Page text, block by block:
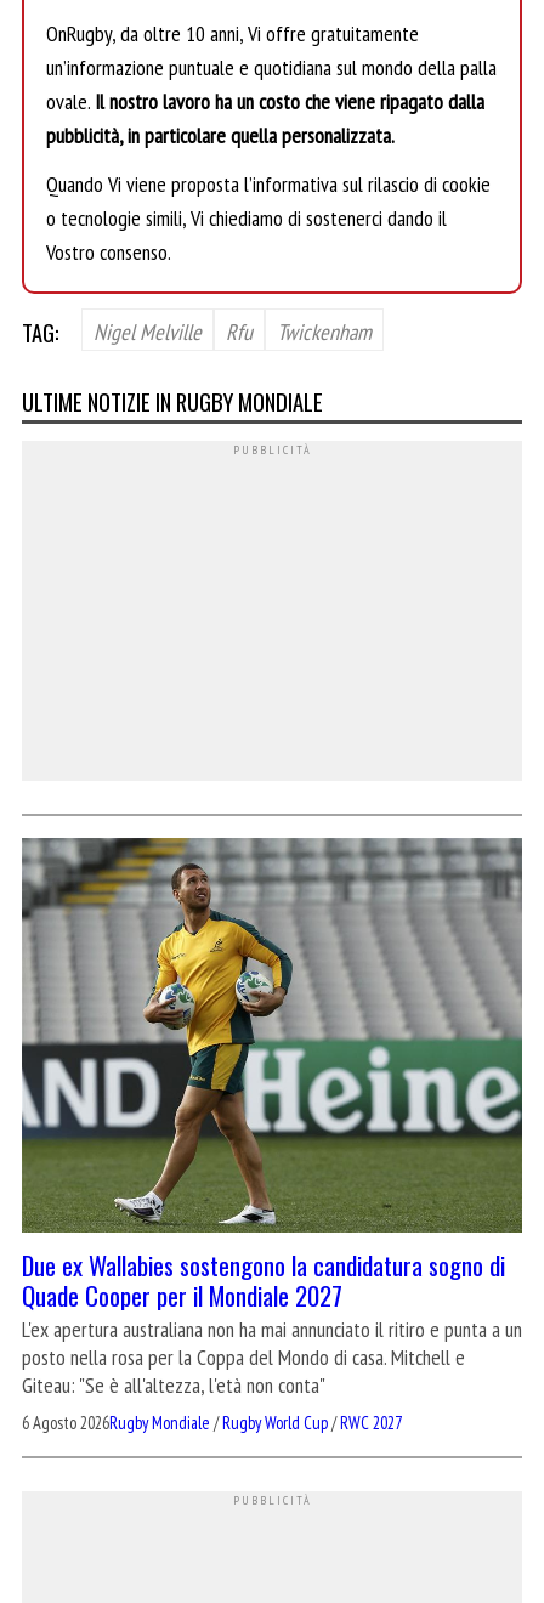
OnRugby, da oltre 10 anni, Vi offre gratuitamente
un’informazione puntuale e quotidiana sul mondo della palla
ovale. Il nostro lavoro ha un costo che viene ripagato dalla
pubblicità, in particolare quella personalizzata.
Quando Vi viene proposta l’informativa sul rilascio di cookie
o tecnologie simili, Vi chiediamo di sostenerci dando il
Vostro consenso.
TAG: Nigel Melville Rfu Twickenham
ULTIME NOTIZIE IN RUGBY MONDIALE
Due ex Wallabies sostengono la candidatura sogno di
Quade Cooper per il Mondiale 2027
L'ex apertura australiana non ha mai annunciato il ritiro e punta a un
posto nella rosa per la Coppa del Mondo di casa. Mitchell e
Giteau: "Se è all'altezza, l'età non conta"
6 Agosto 2026Rugby Mondiale /Rugby World Cup/RWC 2027